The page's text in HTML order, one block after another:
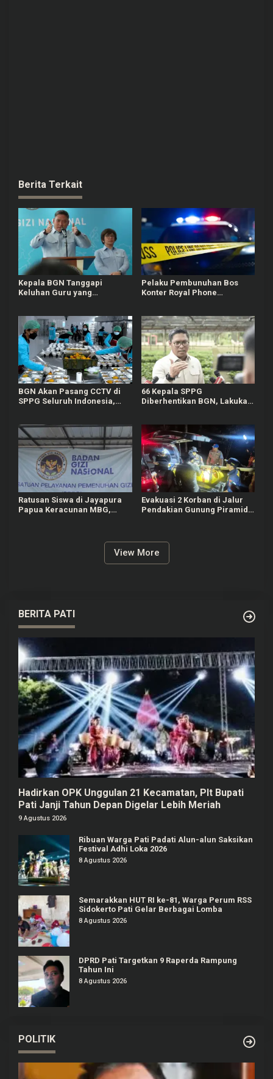
Berita Terkait
Kepala BGN Tanggapi
Keluhan Guru yang
Pelaku Pembunuhan Bos
Konter Royal Phone
BGN Akan Pasang CCTV di
SPPG Seluruh Indonesia,
66 Kepala SPPG
Diberhentikan BGN, Lakukan
Ratusan Siswa di Jayapura
Papua Keracunan MBG,
Evakuasi 2 Korban di Jalur
Pendakian Gunung Piramid
View More
BERITA PATI
Hadirkan OPK Unggulan 21 Kecamatan, Plt Bupati
Pati Janji Tahun Depan Digelar Lebih Meriah
9 Agustus 2026
Ribuan Warga Pati Padati Alun-alun Saksikan
Festival Adhi Loka 2026
8 Agustus 2026
Semarakkan HUT RI ke-81, Warga Perum RSS
Sidokerto Pati Gelar Berbagai Lomba
8 Agustus 2026
DPRD Pati Targetkan 9 Raperda Rampung
Tahun Ini
8 Agustus 2026
POLITIK